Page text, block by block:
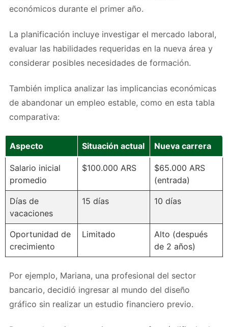
económicos durante el primer año.
La planificación incluye investigar el mercado laboral,
evaluar las habilidades requeridas en la nueva área y
considerar posibles necesidades de formación.
También implica analizar las implicancias económicas
de abandonar un empleo estable, como en esta tabla
comparativa:
Aspecto Situación actual Nueva carrera
Salario inicial
promedio
$100.000 ARS
$65.000 ARS
(entrada)
Días de
vacaciones
15 días 10 días
Oportunidad de
crecimiento
Limitado
Alto (después
de 2 años)
Por ejemplo, Mariana, una profesional del sector
bancario, decidió ingresar al mundo del diseño
gráfico sin realizar un estudio financiero previo.